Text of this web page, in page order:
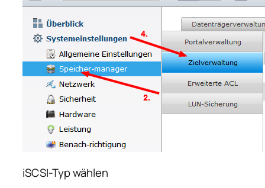
iSCSI-Typ wählen